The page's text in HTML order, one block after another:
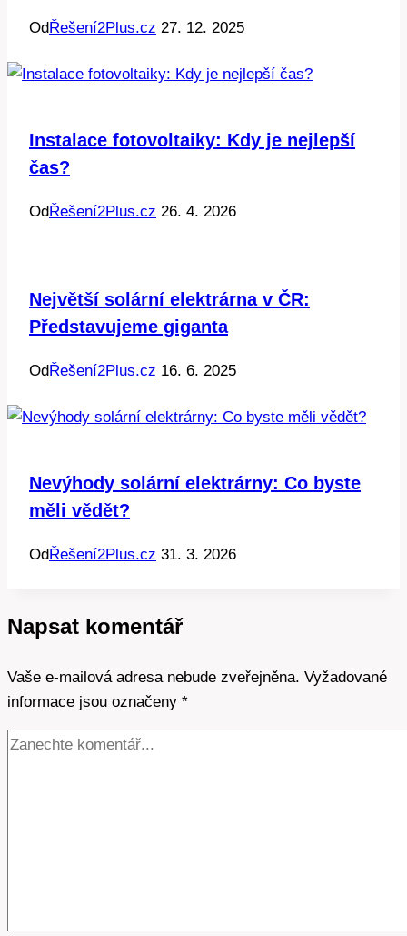
OdŘešení2Plus.cz 27. 12. 2025
Instalace fotovoltaiky: Kdy je nejlepší
čas?
OdŘešení2Plus.cz 26. 4. 2026
Největší solární elektrárna v ČR:
Představujeme giganta
OdŘešení2Plus.cz 16. 6. 2025
Nevýhody solární elektrárny: Co byste
měli vědět?
OdŘešení2Plus.cz 31. 3. 2026
Napsat komentář
Vaše e-mailová adresa nebude zveřejněna. Vyžadované
informace jsou označeny *